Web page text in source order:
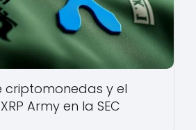
y el
Army en la SEC